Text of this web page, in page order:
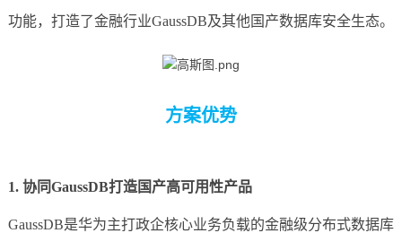
功能，打造了金融行业GaussDB及其他国产数据库安全生态。
方案优势
1. 协同GaussDB打造国产高可用性产品
GaussDB是华为主打政企核心业务负载的金融级分布式数据库